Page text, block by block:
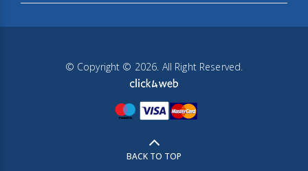
© Copyright © 2026. All Right Reserved.
BACK TO TOP